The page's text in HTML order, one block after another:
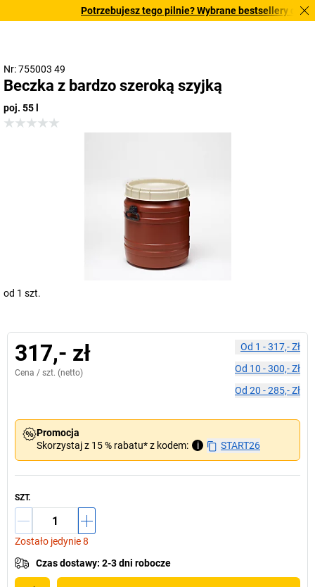
Potrzebujesz tego pilnie? Wybrane bestsellery
Nr: 755003 49
Beczka z bardzo szeroką szyjką
poj. 55 l
od 1 szt.
317,- zł
Cena / szt. (netto)
Od 1 -317,- Zł
Od 10 -300,- Zł
Od 20 -285,- Zł
Promocja
Skorzystaj z 15 % rabatu* z kodem:
i START26
SZT.
Zostało jedynie 8
Czas dostawy: 2-3 dni robocze